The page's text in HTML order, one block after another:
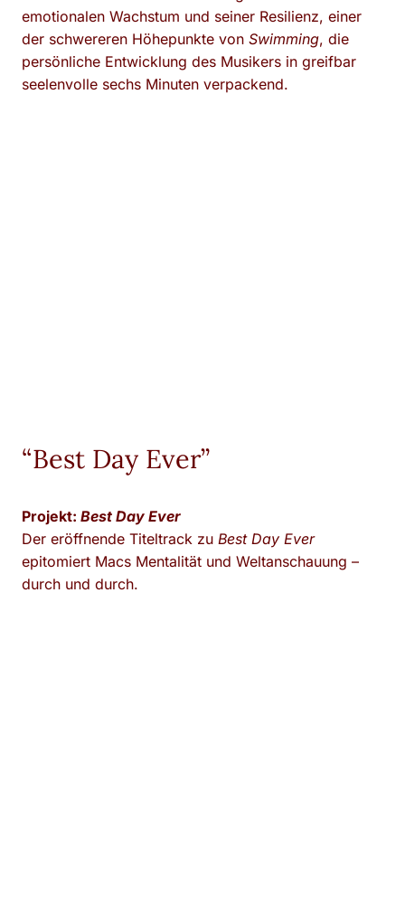
emotionalen Wachstum und seiner Resilienz, einer
der schwereren Höhepunkte von Swimming, die
persönliche Entwicklung des Musikers in greifbar
seelenvolle sechs Minuten verpackend.
“Best Day Ever”
Projekt: Best Day Ever
Der eröffnende Titeltrack zu Best Day Ever
epitomiert Macs Mentalität und Weltanschauung –
durch und durch.